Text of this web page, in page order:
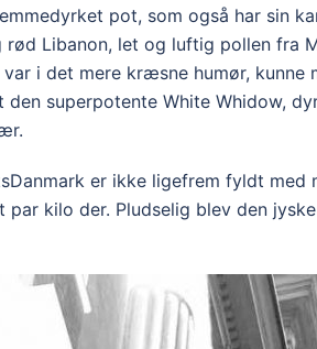
pot, som også har sin
Libanon, let og luftig pollen fra
i det mere kræsne humør, kunne
superpotente White Whidow,
er ikke ligefrem fyldt med
kilo der. Pludselig blev den